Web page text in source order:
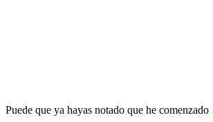
Puede que ya hayas notado que he comenzado